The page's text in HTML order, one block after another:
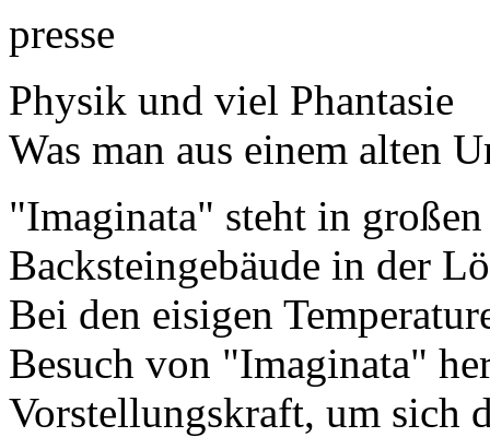
presse
Physik und viel Phantasie
Was man aus einem alten
"Imaginata" steht in
Backsteingebäude in der
Bei den eisigen
Besuch von "Imaginata"
Vorstellungskraft, um sich